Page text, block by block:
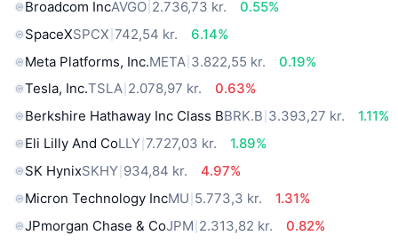
Broadcom IncAVGO 2.736,73 kr.
0.55%
SpaceXSPCX 742,54 kr.
6.14%
Meta Platforms, Inc.META 3.822,55 kr.
0.19%
Tesla, Inc.TSLA 2.078,97 kr.
0.63%
Berkshire Hathaway Inc Class BBRK.B 3.393,27 kr.
1.11%
Eli Lilly And CoLLY 7.727,03 kr.
1.89%
SK HynixSKHY 934,84 kr.
4.97%
Micron Technology IncMU 5.773,3 kr.
1.31%
JPmorgan Chase & CoJPM 2.313,82 kr.
0.82%